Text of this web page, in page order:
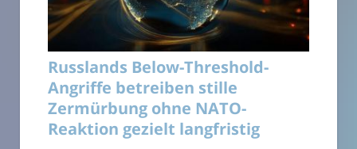
Russlands Below-Threshold-
Angriffe betreiben stille
Zermürbung ohne NATO-
Reaktion gezielt langfristig